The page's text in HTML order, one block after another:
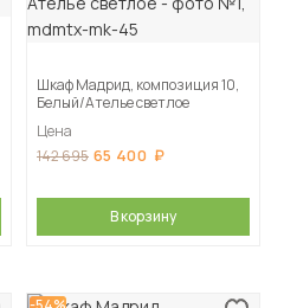
Шкаф Мадрид, композиция 10,
Белый/Ателье светлое
Цена
142 695 65 400
В корзину